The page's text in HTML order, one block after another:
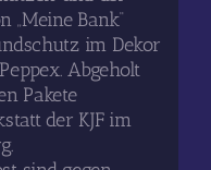
„Meine Bank“
im Dekor
Abgeholt
Pakete
der KJF im